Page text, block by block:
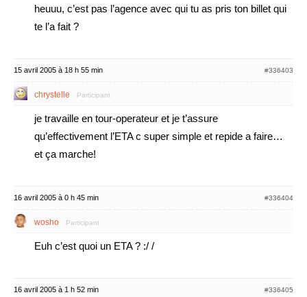
heuuu, c’est pas l’agence avec qui tu as pris ton billet qui
te l’a fait ?
15 avril 2005 à 18 h 55 min #336403
chrystelle Participant
je travaille en tour-operateur et je t’assure
qu’effectivement l’ETA c super simple et repide a faire…
et ça marche!
16 avril 2005 à 0 h 45 min #336404
wosho Participant
Euh c’est quoi un ETA ? :/ /
16 avril 2005 à 1 h 52 min #336405